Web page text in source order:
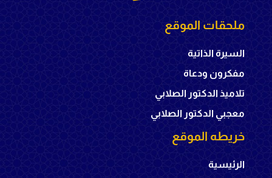
ملحقات الموقع
السيرة الذاتية
مفكرون ودعاة
تلاميذ الدكتور الصلابي
معجبي الدكتور الصلابي
خريطه الموقع
الرئيسية